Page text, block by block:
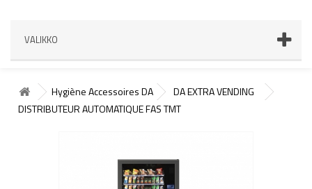
VALIKKO
Hygiène Accessoires DA
DA EXTRA VENDING
DISTRIBUTEUR AUTOMATIQUE FAS TMT